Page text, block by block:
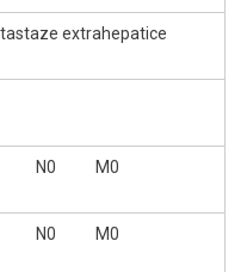
extrahepatice
N0 M0
N0 M0